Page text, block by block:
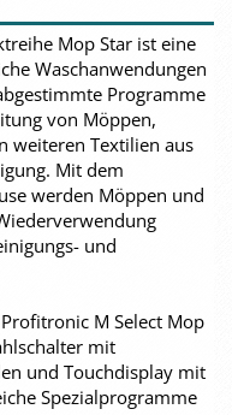
Mop Star ist eine
Waschanwendungen
Programme
von Möppen,
weiteren Textilien aus
Mit dem
werden Möppen und
und
M Select Mop
mit
und Touchdisplay mit
Spezialprogramme